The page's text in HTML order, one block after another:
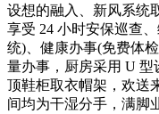
设想的融入、新风系统
享受 24 小时安保巡查
统)、健康办事(免费体
量办事，厨房采用 U 型
顶鞋柜取衣帽架，欢送
间均为干湿分手，满脚